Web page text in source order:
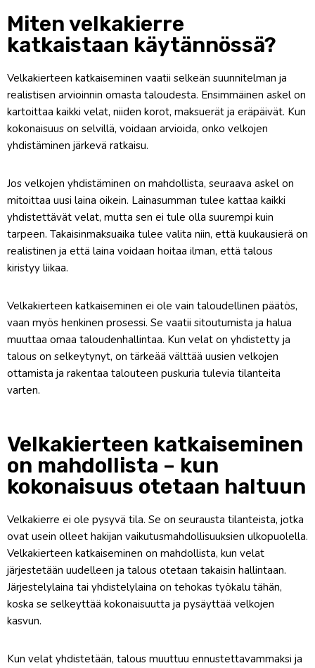
Miten velkakierre
katkaistaan käytännössä?
Velkakierteen katkaiseminen vaatii selkeän suunnitelman ja
realistisen arvioinnin omasta taloudesta. Ensimmäinen askel on
kartoittaa kaikki velat, niiden korot, maksuerät ja eräpäivät. Kun
kokonaisuus on selvillä, voidaan arvioida, onko velkojen
yhdistäminen järkevä ratkaisu.
Jos velkojen yhdistäminen on mahdollista, seuraava askel on
mitoittaa uusi laina oikein. Lainasumman tulee kattaa kaikki
yhdistettävät velat, mutta sen ei tule olla suurempi kuin
tarpeen. Takaisinmaksuaika tulee valita niin, että kuukausierä on
realistinen ja että laina voidaan hoitaa ilman, että talous
kiristyy liikaa.
Velkakierteen katkaiseminen ei ole vain taloudellinen päätös,
vaan myös henkinen prosessi. Se vaatii sitoutumista ja halua
muuttaa omaa taloudenhallintaa. Kun velat on yhdistetty ja
talous on selkeytynyt, on tärkeää välttää uusien velkojen
ottamista ja rakentaa talouteen puskuria tulevia tilanteita
varten.
Velkakierteen katkaiseminen
on mahdollista – kun
kokonaisuus otetaan haltuun
Velkakierre ei ole pysyvä tila. Se on seurausta tilanteista, jotka
ovat usein olleet hakijan vaikutusmahdollisuuksien ulkopuolella.
Velkakierteen katkaiseminen on mahdollista, kun velat
järjestetään uudelleen ja talous otetaan takaisin hallintaan.
Järjestelylaina tai yhdistelylaina on tehokas työkalu tähän,
koska se selkeyttää kokonaisuutta ja pysäyttää velkojen
kasvun.
Kun velat yhdistetään, talous muuttuu ennustettavammaksi ja